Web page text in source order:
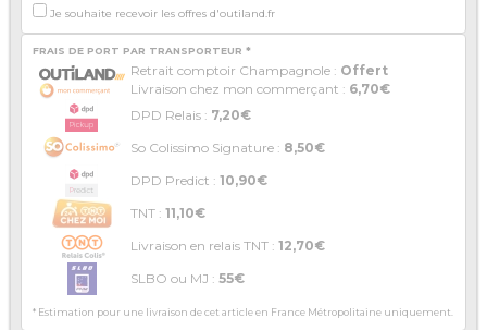
Je souhaite recevoir les offres d'outiland.fr
FRAIS DE PORT PAR TRANSPORTEUR *
Retrait comptoir Champagnole : Offert
Livraison chez mon commerçant : 6,70€
DPD Relais : 7,20€
So Colissimo Signature : 8,50€
DPD Predict : 10,90€
TNT : 11,10€
Livraison en relais TNT : 12,70€
SLBO ou MJ : 55€
* Estimation pour une livraison de cet article en France Métropolitaine uniquement.